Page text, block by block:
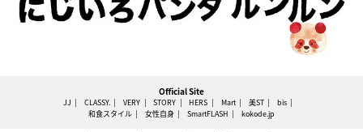
Official Site
JJ CLASSY. VERY STORY HERS Mart 美ST
bis
和食スタイル
女性自身 SmartFLASH kokode.jp